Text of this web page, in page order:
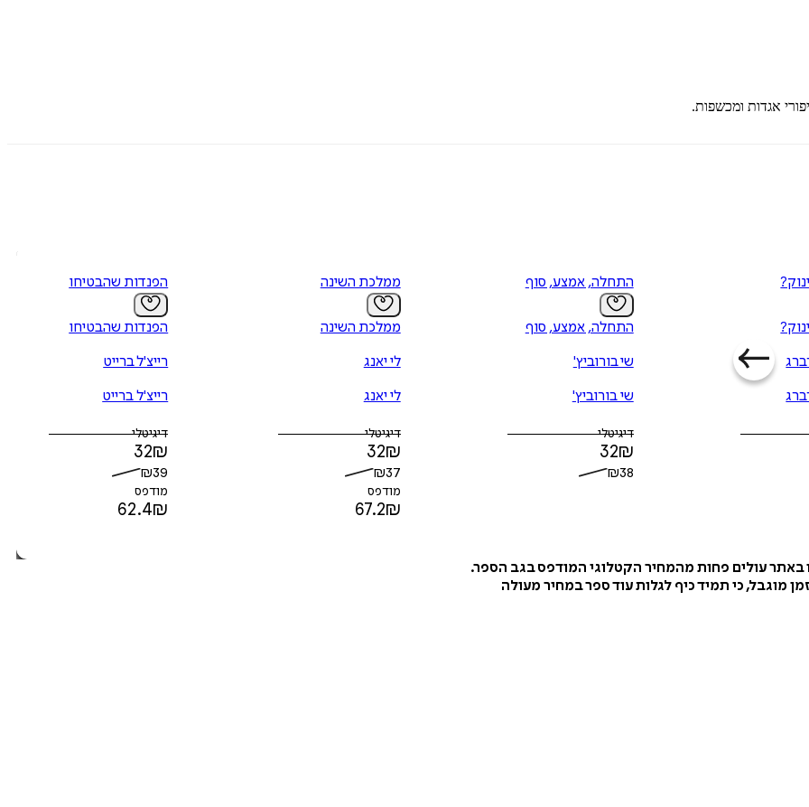
אגדות ומכשפות.
התחלה, אמצע, סוף
התחלה, אמצע, סוף
שי בורוביץ'
שי בורוביץ'
דיגיטלי
32₪
₪38
ממלכת השינה
ממלכת השינה
לי יאנג
לי יאנג
דיגיטלי
32₪
₪37
מודפס
67.2₪
הפנדות שהבטיחו
הפנדות שהבטיחו
רייצ'ל ברייט
רייצ'ל ברייט
דיגיטלי
32₪
₪39
מודפס
62.4₪
באתר עולים פחות מהמחיר הקטלוגי המודפס בגב הספר.
מוגבל, כי תמיד כיף לגלות עוד ספר במחיר מעולה